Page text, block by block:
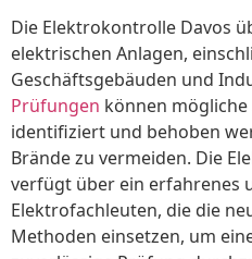
Die Elektrokontrolle Davos
elektrischen Anlagen,
Geschäftsgebäuden und
Prüfungen können
identifiziert und behoben
Brände zu vermeiden. Die
verfügt über ein erfahrenes
Elektrofachleuten, die die
Methoden einsetzen, um